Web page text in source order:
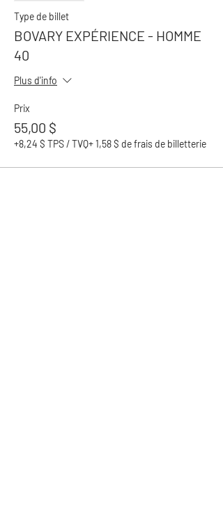
Type de billet
BOVARY EXPÉRIENCE - HOMME
40
Plus d'info
Prix
55,00 $
+8,24 $ TPS / TVQ+ 1,58 $ de frais de billetterie